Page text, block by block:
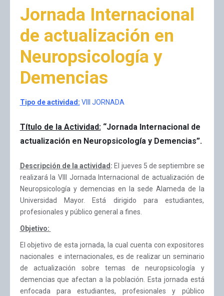
Jornada Internacional
de actualización en
Neuropsicología y
Demencias
Tipo de actividad: VIII JORNADA
Título de la Actividad:“Jornada Internacional de
actualización en Neuropsicología y Demencias”.
Descripción de la actividad: El jueves 5 de septiembre se
realizará la VIII Jornada Internacional de actualización de
Neuropsicología y demencias en la sede Alameda de la
Universidad Mayor. Está dirigido para estudiantes,
profesionales y público general a fines.
Objetivo:
El objetivo de esta jornada, la cual cuenta con expositores
nacionales e internacionales, es de realizar un seminario
de actualización sobre temas de neuropsicología y
demencias que afectan a la población. Esta jornada está
enfocada para estudiantes, profesionales y público